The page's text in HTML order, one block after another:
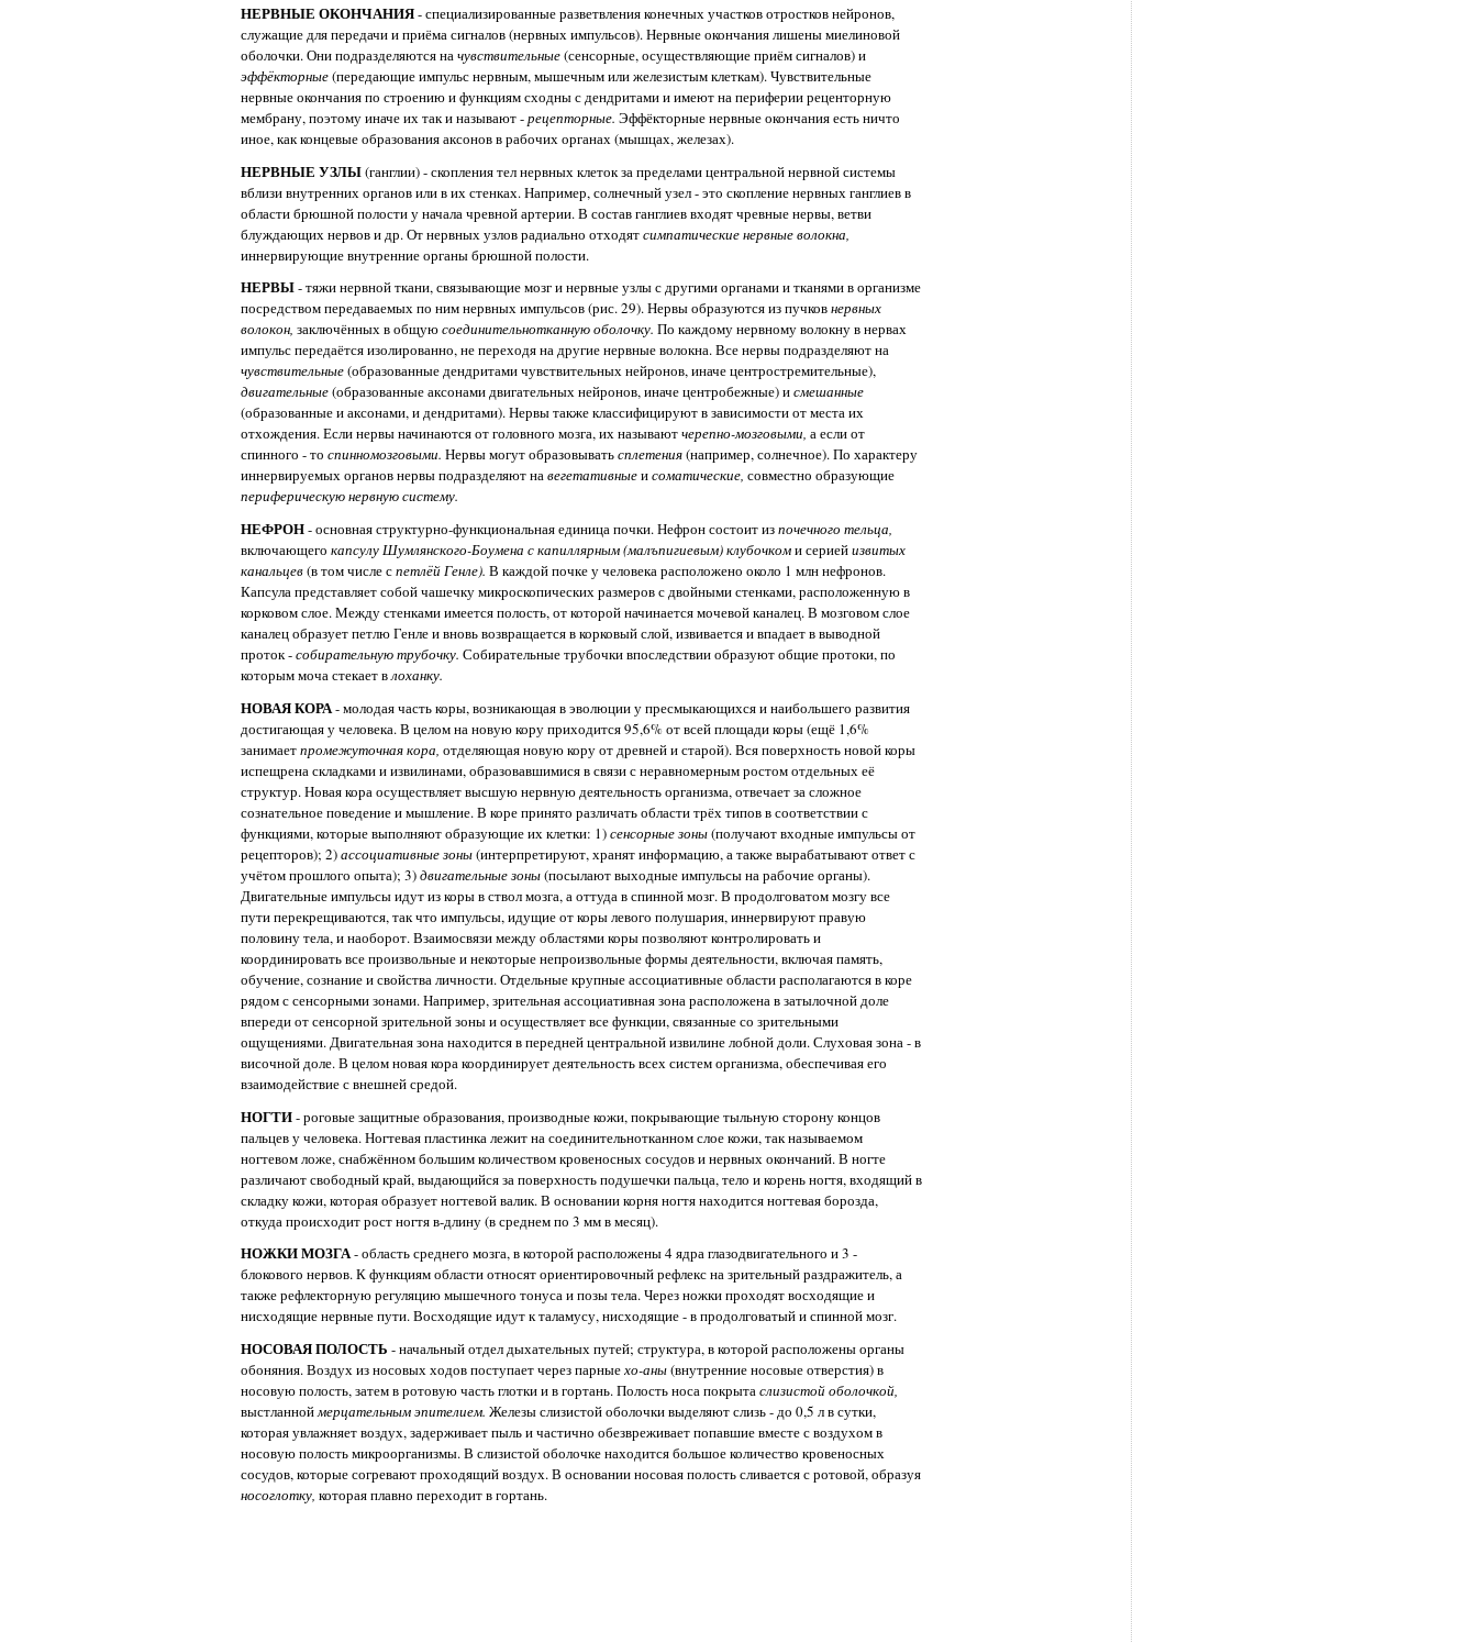
НЕРВНЫЕ ОКОНЧАНИЯ- специализированные разветвления конечных участков отростков нейронов,
служащие для передачи и приёма сигналов (нервных импульсов). Нервные окончания лишены миелиновой
оболочки. Они подразделяются начувствительные(сенсорные, осуществляющие приём сигналов) и
эффёкторные(передающие импульс нервным, мышечным или железистым клеткам). Чувствительные
нервные окончания по строению и функциям сходны с дендритами и имеют на периферии реценторную
мембрану, поэтому иначе их так и называют -рецепторные. Эффёкторные нервные окончания есть ничто
иное, как концевые образования аксонов в рабочих органах (мышцах, железах).
НЕРВНЫЕ УЗЛЫ(ганглии) - скопления тел нервных клеток за пределами центральной нервной системы
вблизи внутренних органов или в их стенках. Например, солнечный узел - это скопление нервных ганглиев в
области брюшной полости у начала чревной артерии. В состав ганглиев входят чревные нервы, ветви
блуждающих нервов и др. От нервных узлов радиально отходятсимпатические нервные волокна,
иннервирующие внутренние органы брюшной полости.
НЕРВЫ- тяжи нервной ткани, связывающие мозг и нервные узлы с другими органами и тканями в организме
посредством передаваемых по ним нервных импульсов (рис. 29). Нервы образуются из пучковнервных
волокон, заключённых в общуюсоединительнотканную оболочку. По каждому нервному волокну в нервах
импульс передаётся изолированно, не переходя на другие нервные волокна. Все нервы подразделяют на
чувствительные(образованные дендритами чувствительных нейронов, иначе центростремительные),
двигательные(образованные аксонами двигательных нейронов, иначе центробежные) исмешанные
(образованные и аксонами, и дендритами). Нервы также классифицируют в зависимости от места их
отхождения. Если нервы начинаются от головного мозга, их называютчерепно-мозговыми, а если от
спинного - то спинномозговыми. Нервы могут образовыватьсплетения(например, солнечное). По характеру
иннервируемых органов нервы подразделяют навегетативныеисоматические, совместно образующие
периферическую нервную систему.
НЕФРОН- основная структурно-функциональная единица почки. Нефрон состоит изпочечного тельца,
включающего капсулу Шумлянского-Боумена с капиллярным (малъпигиевым) клубочкоми сериейизвитых
канальцев(в том числе спетлёй Генле). В каждой почке у человека расположено около 1 млн нефронов.
Капсула представляет собой чашечку микроскопических размеров с двойными стенками, расположенную в
корковом слое. Между стенками имеется полость, от которой начинается мочевой каналец. В мозговом слое
каналец образует петлю Генле и вновь возвращается в корковый слой, извивается и впадает в выводной
проток -собирательную трубочку. Собирательные трубочки впоследствии образуют общие протоки, по
которым моча стекает влоханку.
НОВАЯ КОРА- молодая часть коры, возникающая в эволюции у пресмыкающихся и наибольшего развития
достигающая у человека. В целом на новую кору приходится 95,6% от всей площади коры (ещё 1,6%
занимаетпромежуточная кора, отделяющая новую кору от древней и старой). Вся поверхность новой коры
испещрена складками и извилинами, образовавшимися в связи с неравномерным ростом отдельных её
структур. Новая кора осуществляет высшую нервную деятельность организма, отвечает за сложное
сознательное поведение и мышление. В коре принято различать области трёх типов в соответствии с
функциями, которые выполняют образующие их клетки: 1)сенсорные зоны(получают входные импульсы от
рецепторов); 2)ассоциативные зоны(интерпретируют, хранят информацию, а также вырабатывают ответ с
учётом прошлого опыта); 3)двигательные зоны(посылают выходные импульсы на рабочие органы).
Двигательные импульсы идут из коры в ствол мозга, а оттуда в спинной мозг. В продолговатом мозгу все
пути перекрещиваются, так что импульсы, идущие от коры левого полушария, иннервируют правую
половину тела, и наоборот. Взаимосвязи между областями коры позволяют контролировать и
координировать все произвольные и некоторые непроизвольные формы деятельности, включая память,
обучение, сознание и свойства личности. Отдельные крупные ассоциативные области располагаются в коре
рядом с сенсорными зонами. Например, зрительная ассоциативная зона расположена в затылочной доле
впереди от сенсорной зрительной зоны и осуществляет все функции, связанные со зрительными
ощущениями. Двигательная зона находится в передней центральной извилине лобной доли. Слуховая зона - в
височной доле. В целом новая кора координирует деятельность всех систем организма, обеспечивая его
взаимодействие с внешней средой.
НОГТИ- роговые защитные образования, производные кожи, покрывающие тыльную сторону концов
пальцев у человека. Ногтевая пластинка лежит на соединительнотканном слое кожи, так называемом
ногтевом ложе, снабжённом большим количеством кровеносных сосудов и нервных окончаний. В ногте
различают свободный край, выдающийся за поверхность подушечки пальца, тело и корень ногтя, входящий в
складку кожи, которая образует ногтевой валик. В основании корня ногтя находится ногтевая борозда,
откуда происходит рост ногтя в-длину (в среднем по 3 мм в месяц).
НОЖКИ МОЗГА- область среднего мозга, в которой расположены 4 ядра глазодвигательного и 3 -
блокового нервов. К функциям области относят ориентировочный рефлекс на зрительный раздражитель, а
также рефлекторную регуляцию мышечного тонуса и позы тела. Через ножки проходят восходящие и
нисходящие нервные пути. Восходящие идут к таламусу, нисходящие - в продолговатый и спинной мозг.
НОСОВАЯ ПОЛОСТЬ - начальный отдел дыхательных путей; структура, в которой расположены органы
обоняния. Воздух из носовых ходов поступает через парныехо-аны(внутренние носовые отверстия) в
носовую полость, затем в ротовую часть глотки и в гортань. Полость носа покрытаслизистой оболочкой,
выстланноймерцательным эпителием. Железы слизистой оболочки выделяют слизь - до 0,5 л в сутки,
которая увлажняет воздух, задерживает пыль и частично обезвреживает попавшие вместе с воздухом в
носовую полость микроорганизмы. В слизистой оболочке находится большое количество кровеносных
сосудов, которые согревают проходящий воздух. В основании носовая полость сливается с ротовой, образуя
носоглотку, которая плавно переходит в гортань.